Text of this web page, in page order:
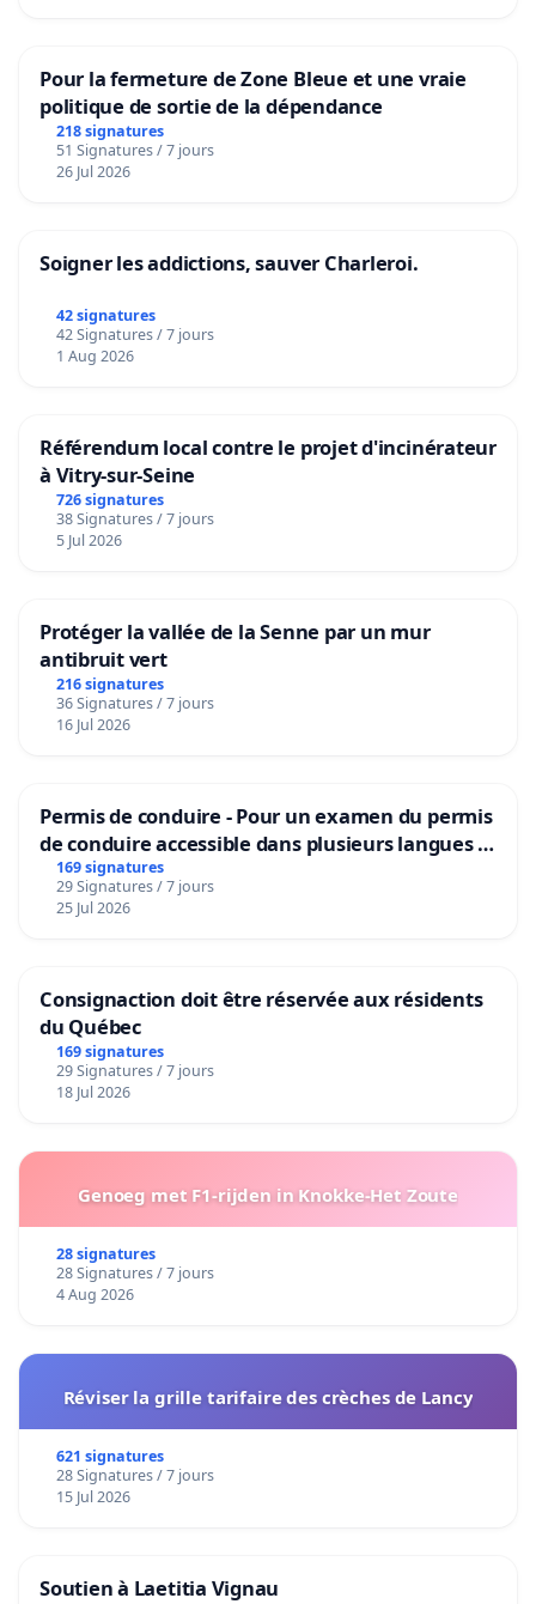
Pour la fermeture de Zone Bleue et une vraie
politique de sortie de la dépendance
218 signatures
51 Signatures / 7 jours
26 Jul 2026
Soigner les addictions, sauver Charleroi.
42 signatures
42 Signatures / 7 jours
1 Aug 2026
Référendum local contre le projet d'incinérateur
à Vitry-sur-Seine
726 signatures
38 Signatures / 7 jours
5 Jul 2026
Protéger la vallée de la Senne par un mur
antibruit vert
216 signatures
36 Signatures / 7 jours
16 Jul 2026
Permis de conduire - Pour un examen du permis
de conduire accessible dans plusieurs langues à
Bruxelles
169 signatures
29 Signatures / 7 jours
25 Jul 2026
Consignaction doit être réservée aux résidents
du Québec
169 signatures
29 Signatures / 7 jours
18 Jul 2026
Genoeg met F1-rijden in Knokke-Het Zoute
28 signatures
28 Signatures / 7 jours
4 Aug 2026
Réviser la grille tarifaire des crèches de Lancy
621 signatures
28 Signatures / 7 jours
15 Jul 2026
Soutien à Laetitia Vignau